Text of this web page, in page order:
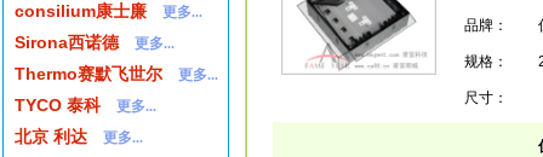
consilium康士廉 更多...
Sirona西诺德 更多...
Thermo赛默飞世尔 更多...
TYCO 泰科 更多...
北京 利达 更多...
品牌：
规格：
尺寸：